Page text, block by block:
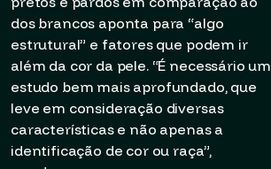
dos brancos aponta para “algo
estrutural” e fatores que podem ir
além da cor da pele. “É necessário um
estudo bem mais aprofundado, que
leve em consideração diversas
características e não apenas a
identificação de cor ou raça”,